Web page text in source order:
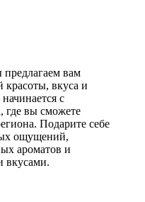
вам
вкуса и
с
где вы сможете
Подарите себе
ощущений,
ароматов и
вкусами.